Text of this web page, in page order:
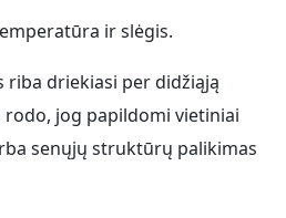
ir slėgis.
riba driekiasi per didžiąją
jog papildomi vietiniai
senųjų struktūrų palikimas